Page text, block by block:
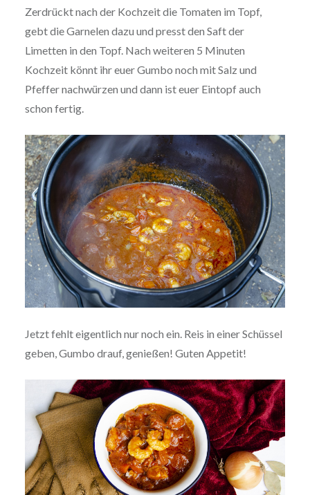
Zerdrückt nach der Kochzeit die Tomaten im Topf,
gebt die Garnelen dazu und presst den Saft der
Limetten in den Topf. Nach weiteren 5 Minuten
Kochzeit könnt ihr euer Gumbo noch mit Salz und
Pfeffer nachwürzen und dann ist euer Eintopf auch
schon fertig.
Jetzt fehlt eigentlich nur noch ein. Reis in einer Schüssel
geben, Gumbo drauf, genießen! Guten Appetit!